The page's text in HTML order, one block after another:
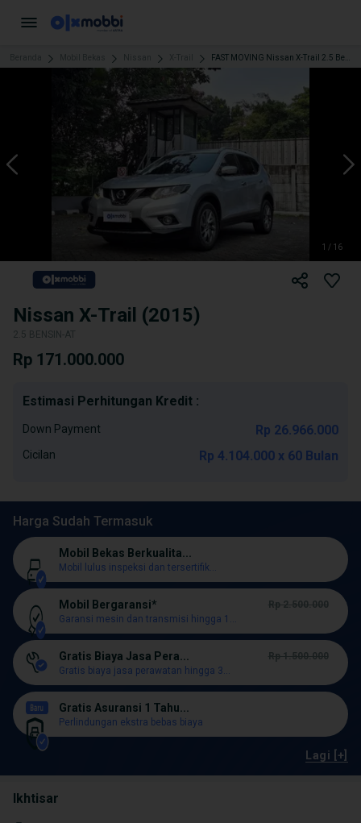
1 / 16
Nissan X-Trail (2015)
2.5 BENSIN-AT
Rp 171.000.000
Estimasi Perhitungan Kredit :
Down Payment Rp 26.966.000
Cicilan Rp 4.104.000 x 60 Bulan
Harga Sudah Termasuk
Mobil Bekas Berkualita...
Mobil lulus inspeksi dan tersertifik...
Mobil Bergaransi*
Rp 2.500.000
Garansi mesin dan transmisi hingga 1...
Gratis Biaya Jasa Pera...
Rp 1.500.000
Gratis biaya jasa perawatan hingga 3...
Gratis Asuransi 1 Tahu...
Perlindungan ekstra bebas biaya
Lagi [+]
Ikhtisar